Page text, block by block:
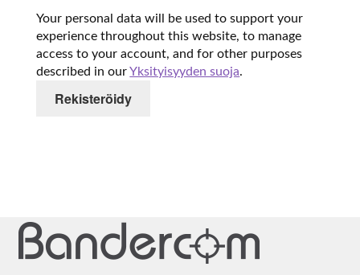
Your personal data will be used to support your
experience throughout this website, to manage
access to your account, and for other purposes
described in ourYksityisyyden suoja.
Rekisteröidy